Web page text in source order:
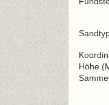
Höhe